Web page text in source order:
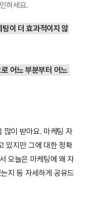
하세요.
이 더 효과적이지 않
어느 부분부터 어느
많이 받아요. 마케팅 자
있지만 그에 대한 정확
오늘은 마케팅에 왜 자
지 등 자세하게 공유드